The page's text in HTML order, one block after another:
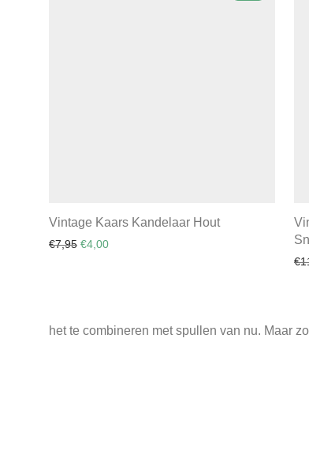
Vintage Kaars Kandelaar Hout
€7,95 Original price was: €7,95.
€4,00Current price is: €4,00.
€
het te combineren met spullen van nu. Maar